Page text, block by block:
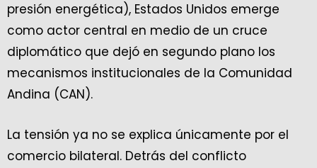
presión energética), Estados Unidos emerge
como actor central en medio de un cruce
diplomático que dejó en segundo plano los
mecanismos institucionales de la Comunidad
Andina (CAN).
La tensión ya no se explica únicamente por el
comercio bilateral. Detrás del conflicto